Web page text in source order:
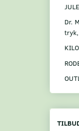
Dr.
tryk,